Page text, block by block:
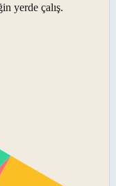
yerde çalış.